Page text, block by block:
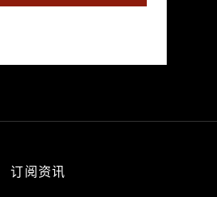
订阅资讯